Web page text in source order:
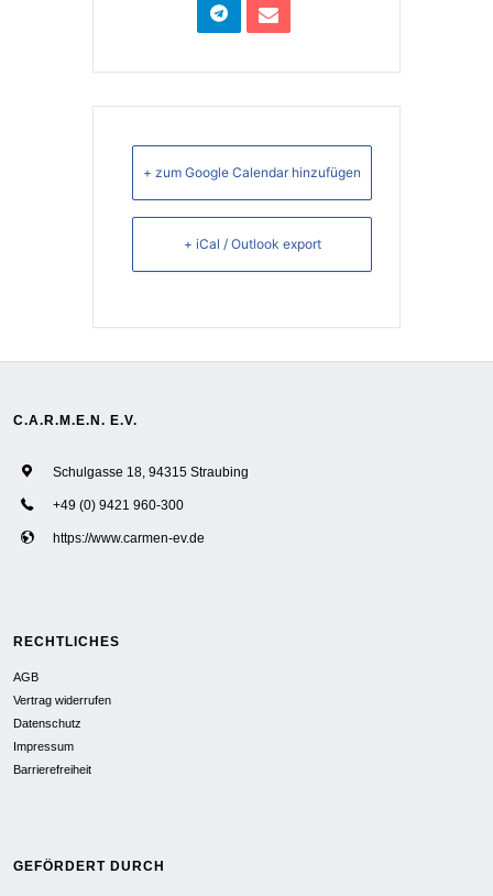
+ zum Google Calendar hinzufügen
+ iCal / Outlook export
C.A.R.M.E.N. E.V.
Schulgasse 18, 94315 Straubing
+49 (0) 9421 960-300
https://www.carmen-ev.de
RECHTLICHES
AGB
Vertrag widerrufen
Datenschutz
Impressum
Barrierefreiheit
GEFÖRDERT DURCH